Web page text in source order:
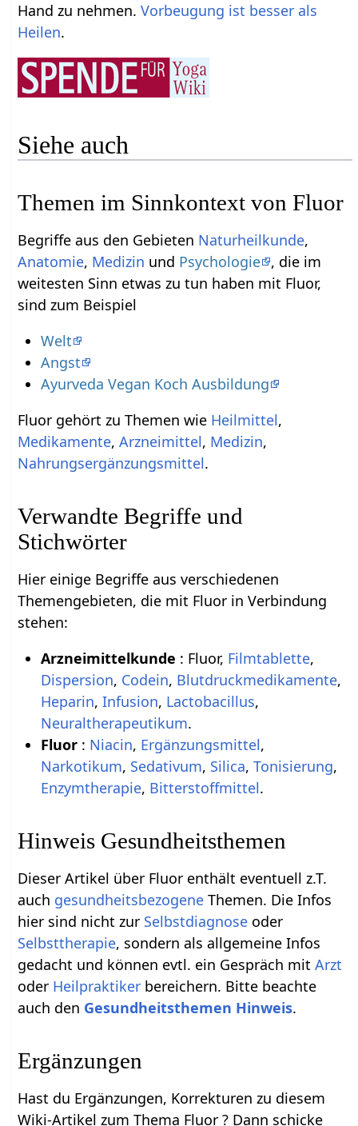
Hand zu nehmen.Vorbeugung ist besser als
Heilen.
Siehe auch
Themen im Sinnkontext von Fluor
Begriffe aus den Gebieten Naturheilkunde,
Anatomie, Medizin und Psychologie , die im
weitesten Sinn etwas zu tun haben mit Fluor,
sind zum Beispiel
Welt
Angst
Ayurveda Vegan Koch Ausbildung
Fluor gehört zu Themen wie Heilmittel,
Medikamente,Arzneimittel, Medizin,
Nahrungsergänzungsmittel.
Verwandte Begriffe und
Stichwörter
Hier einige Begriffe aus verschiedenen
Themengebieten, die mit Fluor in Verbindung
stehen:
Arzneimittelkunde : Fluor, Filmtablette,
Dispersion, Codein, Blutdruckmedikamente,
Heparin, Infusion, Lactobacillus,
Neuraltherapeutikum.
Fluor : Niacin, Ergänzungsmittel,
Narkotikum, Sedativum, Silica, Tonisierung,
Enzymtherapie, Bitterstoffmittel.
Hinweis Gesundheitsthemen
Dieser Artikel über Fluor enthält eventuell z.T.
auch gesundheitsbezogene Themen. Die Infos
hier sind nicht zur Selbstdiagnose oder
Selbsttherapie, sondern als allgemeine Infos
gedacht und können evtl. ein Gespräch mitArzt
oder Heilpraktiker bereichern. Bitte beachte
auch den Gesundheitsthemen Hinweis.
Ergänzungen
Hast du Ergänzungen, Korrekturen zu diesem
Wiki-Artikel zum Thema Fluor ? Dann schicke